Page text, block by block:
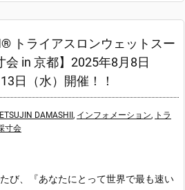
トライアスロンウェットスー
in 京都】2025年8月8日
日（水）開催！！
DAMASHII , インフォメーション, トラ
寸会
び、『あなたにとって世界で最も速い